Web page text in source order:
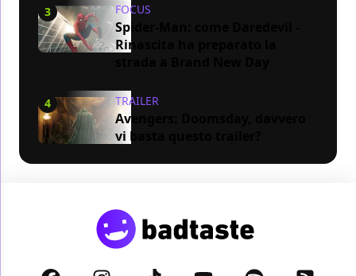
3 FOCUS
Spider-Man: come Daredevil -
Rinascita ha preparato la
4 TRAILER
Avengers: Doomsday, davvero
vi basta questo trailer?